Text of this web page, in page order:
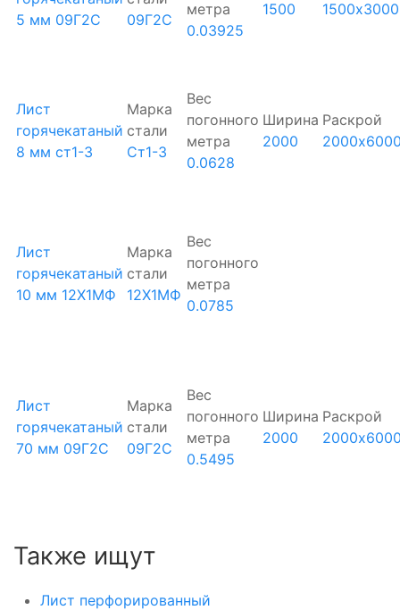
5 мм 09Г2С
09Г2С
метра
0.03925
1500
1500х3000
Лист
горячекатаный
8 мм ст1-3
Марка
стали
Ст1-3
Вес
погонного
метра
0.0628
Ширина
2000
Раскрой
Лист
горячекатаный
10 мм 12Х1МФ
Марка
стали
12Х1МФ
Вес
погонного
метра
0.0785
Лист
горячекатаный
70 мм 09Г2С
Марка
стали
09Г2С
Вес
погонного
метра
0.5495
Ширина
2000
Раскрой
Также ищут
Лист перфорированный